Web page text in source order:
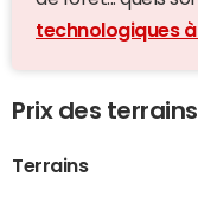
technologiques
Prix des
Terrains